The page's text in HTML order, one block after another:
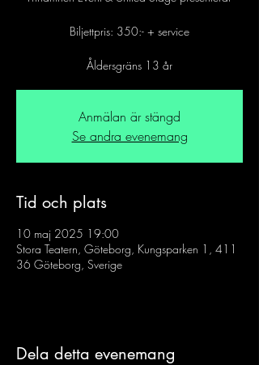
Biljettpris: 350:- + service
Åldersgräns 13 år
Anmälan är stängd
Se andra evenemang
Tid och plats
10 maj 2025 19:00
Stora Teatern, Göteborg, Kungsparken 1, 411
36 Göteborg, Sverige
Dela detta evenemang